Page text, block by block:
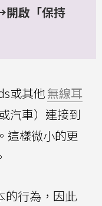
啟「保持
或其他無線耳
汽車）連接到
這樣微小的更
的行為，因此